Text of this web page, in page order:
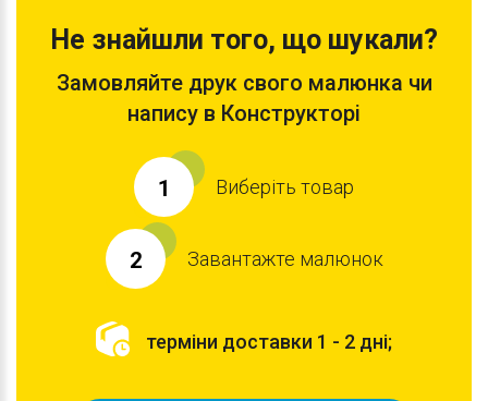
Не знайшли того, що шукали?
Замовляйте друк свого малюнка чи
напису в Конструкторі
1 Виберіть товар
2 Завантажте малюнок
терміни доставки 1 - 2 дні;